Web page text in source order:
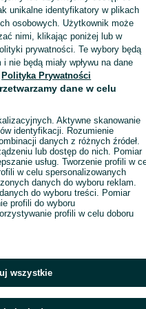
Wyświetlenia:
unikalne identyfikatory w plikach
osobowych. Użytkownik może
nimi, klikając poniżej lub w
prywatności. Te wybory będą
nie będą miały wpływu na dane
Polityka Prywatności
dane w celu
Aktywne skanowanie
identyfikacji. Rozumienie
danych z różnych źródeł.
lub dostęp do nich. Pomiar
usług. Tworzenie profili w
w celu spersonalizowanych
danych do wyboru reklam.
do wyboru treści. Pomiar
profili do wyboru
profili w celu doboru
wszystkie